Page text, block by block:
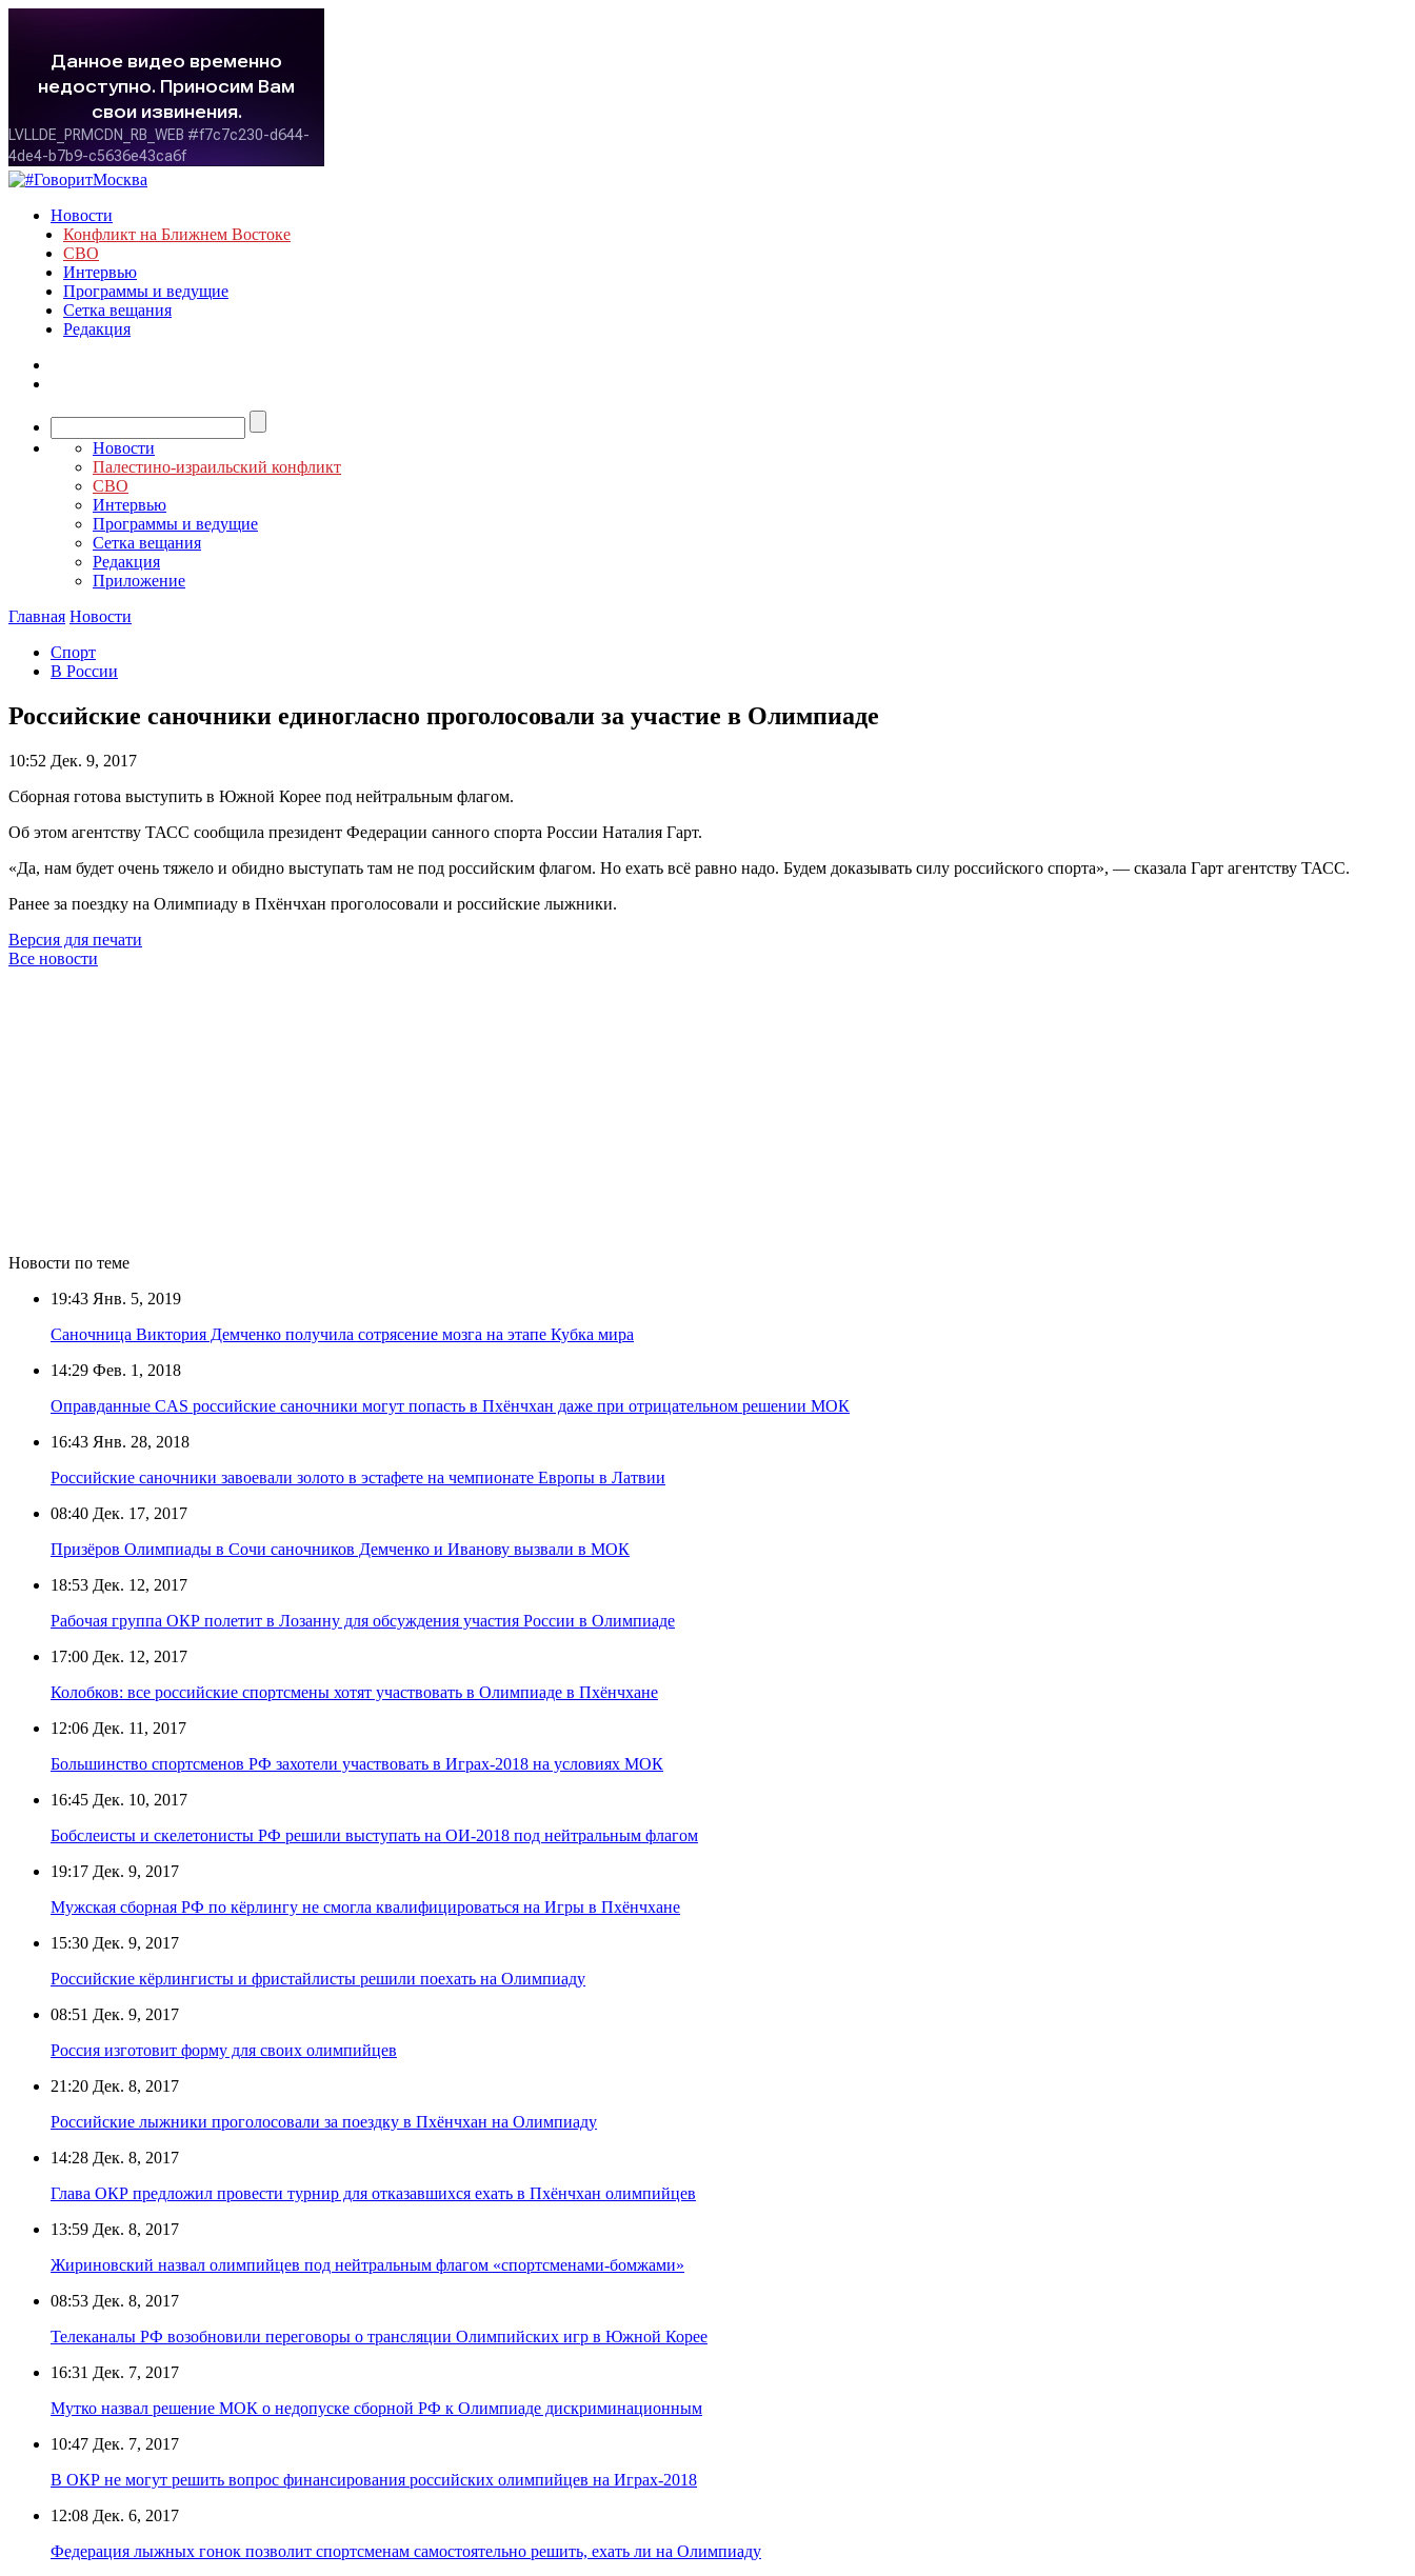
Новости
Конфликт на Ближнем Востоке
СВО
Интервью
Программы и ведущие
Сетка вещания
Редакция
Новости
Палестино-израильский конфликт
СВО
Интервью
Программы и ведущие
Сетка вещания
Редакция
Приложение
Главная Новости
Спорт
В России
Российские саночники единогласно проголосовали за участие в Олимпиаде
10:52 Дек. 9, 2017
Сборная готова выступить в Южной Корее под нейтральным флагом.
Об этом агентству ТАСС сообщила президент Федерации санного спорта России Наталия Гарт.
«Да, нам будет очень тяжело и обидно выступать там не под российским флагом. Но ехать всё равно надо. Будем доказывать силу российского спорта», — сказала Гарт агентству ТАСС.
Ранее за поездку на Олимпиаду в Пхёнчхан проголосовали и российские лыжники.
Версия для печати
Все новости
Новости по теме
19:43 Янв. 5, 2019
Саночница Виктория Демченко получила сотрясение мозга на этапе Кубка мира
14:29 Фев. 1, 2018
Оправданные CAS российские саночники могут попасть в Пхёнчхан даже при отрицательном решении МОК
16:43 Янв. 28, 2018
Российские саночники завоевали золото в эстафете на чемпионате Европы в Латвии
08:40 Дек. 17, 2017
Призёров Олимпиады в Сочи саночников Демченко и Иванову вызвали в МОК
18:53 Дек. 12, 2017
Рабочая группа ОКР полетит в Лозанну для обсуждения участия России в Олимпиаде
17:00 Дек. 12, 2017
Колобков: все российские спортсмены хотят участвовать в Олимпиаде в Пхёнчхане
12:06 Дек. 11, 2017
Большинство спортсменов РФ захотели участвовать в Играх-2018 на условиях МОК
16:45 Дек. 10, 2017
Бобслеисты и скелетонисты РФ решили выступать на ОИ-2018 под нейтральным флагом
19:17 Дек. 9, 2017
Мужская сборная РФ по кёрлингу не смогла квалифицироваться на Игры в Пхёнчхане
15:30 Дек. 9, 2017
Российские кёрлингисты и фристайлисты решили поехать на Олимпиаду
08:51 Дек. 9, 2017
Россия изготовит форму для своих олимпийцев
21:20 Дек. 8, 2017
Российские лыжники проголосовали за поездку в Пхёнчхан на Олимпиаду
14:28 Дек. 8, 2017
Глава ОКР предложил провести турнир для отказавшихся ехать в Пхёнчхан олимпийцев
13:59 Дек. 8, 2017
Жириновский назвал олимпийцев под нейтральным флагом «спортсменами-бомжами»
08:53 Дек. 8, 2017
Телеканалы РФ возобновили переговоры о трансляции Олимпийских игр в Южной Корее
16:31 Дек. 7, 2017
Мутко назвал решение МОК о недопуске сборной РФ к Олимпиаде дискриминационным
10:47 Дек. 7, 2017
В ОКР не могут решить вопрос финансирования российских олимпийцев на Играх-2018
12:08 Дек. 6, 2017
Федерация лыжных гонок позволит спортсменам самостоятельно решить, ехать ли на Олимпиаду